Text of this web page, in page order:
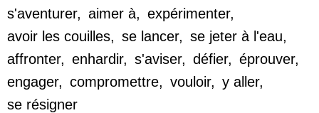
s'aventurer, aimer à, expérimenter,
avoir les couilles, se lancer, se jeter à l'eau,
affronter, enhardir, s'aviser, défier, éprouver,
engager, compromettre, vouloir, y aller,
se résigner